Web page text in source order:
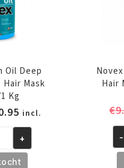
Oil Deep
Mask
Kg
Huidige
prijs
is:
€10.95.
incl.
+
Hair
€
-